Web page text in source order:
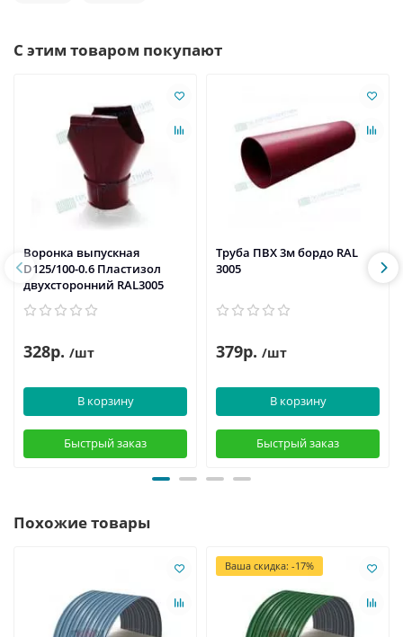
С этим товаром покупают
Воронка выпускная
D125/100-0.6 Пластизол
двухсторонний RAL3005
328р. /шт
В корзину
Быстрый заказ
Труба ПВХ 3м бордо RAL
3005
379р. /шт
В корзину
Быстрый заказ
Похожие товары
Ваша скидка: -17%